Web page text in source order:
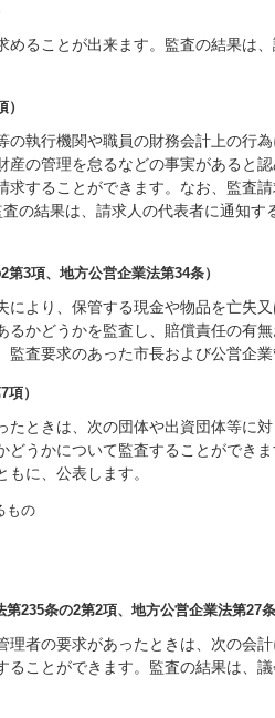
ることが出来ます。監査の結果は
執行機関や職員の財務会計上の行為
の管理を怠るなどの事実があると
することができます。なお、監査
の結果は、請求人の代表者に通知す
3項、地方公営企業法第34条）
より、保管する現金や物品を亡失
かどうかを監査し、賠償責任の有
査要求のあった市長および公営企業
）
ときは、次の団体や出資団体等に
うかについて監査することができ
に、公表します。
もの
235条の2第2項、地方公営企業法第27条
者の要求があったときは、次の会
ことができます。監査の結果は、